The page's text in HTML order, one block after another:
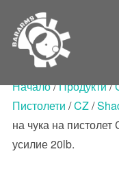
content
Начало/Продукти/
Пистолети /CZ/
на чука на
усилие 20lb.